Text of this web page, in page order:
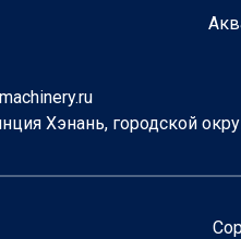
Хэнань, городской